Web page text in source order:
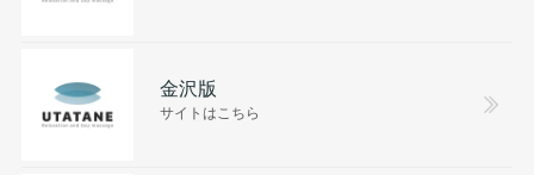
金沢版
サイトはこちら